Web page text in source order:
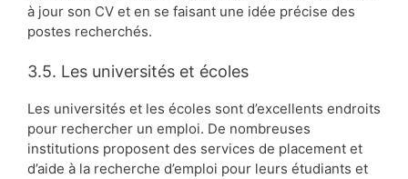
à jour son CV et en se faisant une idée précise des
postes recherchés.
3.5. Les universités et écoles
Les universités et les écoles sont d’excellents endroits
pour rechercher un emploi. De nombreuses
institutions proposent des services de placement et
d’aide à la recherche d’emploi pour leurs étudiants et